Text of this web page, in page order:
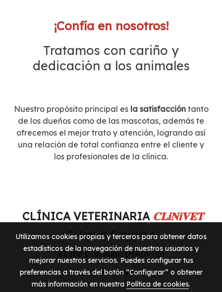
¡Confía en nosotros!
Tratamos con cariño y
dedicación a los animales
Nuestro propósito principal esla satisfaccióntanto
de los dueños como de las mascotas, además te
ofrecemos el mejor trato y atención, logrando así
una relación de total confianza entre el cliente y
los profesionales de la clínica.
CLÍNICA VETERINARIA 𝐂𝐋𝐢𝐍𝐢𝐕𝐄𝐓
C/ Ignacio González, 6
28400 C. Villalba (MADRID)
📍 COMO LLEGAR
Política de cookies
Utilizamos cookies propias y terceros para obtener datos
estadísticos de la navegación de nuestros usuarios y
mejorar nuestros servicios. Puedes configurar tus
preferencias a través del botón “Configurar” o obtener
más información en nuestra Política de cookies.